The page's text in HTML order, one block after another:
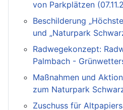
von Parkplätzen
Beschilderung
und „Naturpark
Radwegekonzept:
Palmbach -
Maßnahmen und
zum Naturpark
Zuschuss für